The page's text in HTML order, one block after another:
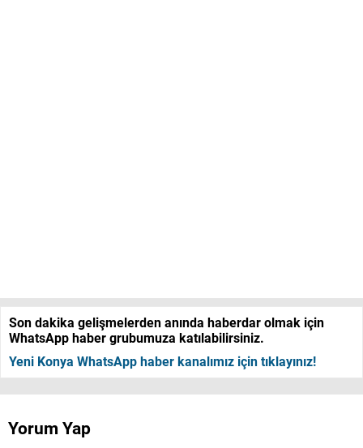
Son dakika gelişmelerden anında haberdar olmak için
WhatsApp haber grubumuza katılabilirsiniz.
Yeni Konya WhatsApp haber kanalımız için tıklayınız!
Yorum Yap